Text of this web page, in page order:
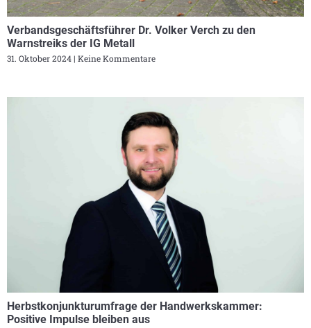
Verbandsgeschäftsführer Dr. Volker Verch zu den
Warnstreiks der IG Metall
31. Oktober 2024 Keine Kommentare
Herbstkonjunkturumfrage der Handwerkskammer:
Positive Impulse bleiben aus